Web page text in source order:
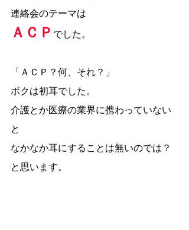
連絡会のテーマは
ＡＣＰ でした。
「ＡＣＰ？何、それ？」
ボクは初耳でした。
介護とか医療の業界に携わっていない
と
なかなか耳にすることは無いのでは？
と思います。